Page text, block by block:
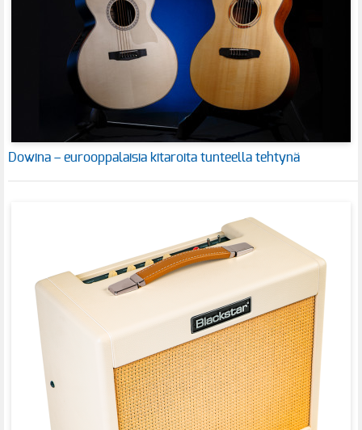
Dowina – eurooppalaisia kitaroita tunteella tehtynä